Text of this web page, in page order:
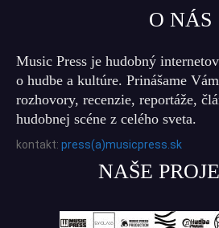
O NÁS
Music Press je hudobný
o hudbe a kultúre. Prinášame
rozhovory, recenzie, reportáže,
hudobnej scéne z celého sveta.
kontakt: press(a)musicpress.sk
NAŠE